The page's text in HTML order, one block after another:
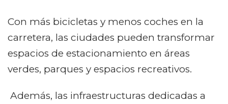
Con más bicicletas y menos coches en la
carretera, las ciudades pueden transformar
espacios de estacionamiento en áreas
verdes, parques y espacios recreativos.
Además, las infraestructuras dedicadas a